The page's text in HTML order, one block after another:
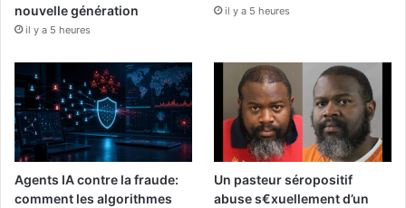
nouvelle génération
il y a 5 heures
il y a 5 heures
Agents IA contre la fraude:
comment les algorithmes
Un pasteur séropositif
abuse s€xuellement d’un